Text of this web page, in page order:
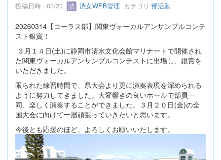
投稿日時 : 03/23 渋女WEB管理 カテゴリ:部活動
20260314【コーラス部】関東ヴォーカルアンサンブルコンテ
スト銀賞！
３月１４日(土)に静岡市清水文化会館マリナートで開催され
た関東ヴォーカルアンサンブルコンテストに出場し、銀賞を
いただきました。
限られた練習時間で、県大会より更に演奏表現を深められる
ように努力してきました。大変響きの良いホールで部員一
同、楽しく演奏することができました。３月２０日(金)の全
国大会に向けて一層頑張っていきたいと思います。
今後とも応援のほど、よろしくお願いいたします。